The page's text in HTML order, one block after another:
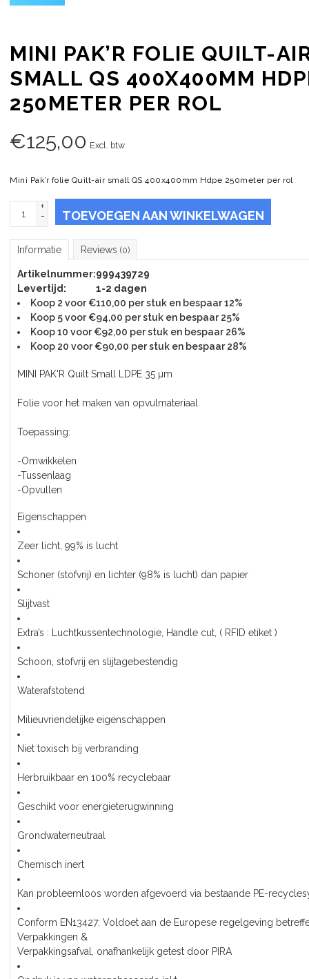
MINI PAK’R FOLIE QUILT-
SMALL QS 400X400MM
250METER PER ROL
€125,00 Excl. btw
Mini Pak’r folie Quilt-air small QS 400x400mm Hdpe 250meter per rol
+
-
TOEVOEGEN AAN WINKELWAGEN
Informatie Reviews (0)
Artikelnummer:999439729
Levertijd:
1-2 dagen
Koop 2 voor €110,00 per stuk en bespaar 12%
Koop 5 voor €94,00 per stuk en bespaar 25%
Koop 10 voor €92,00 per stuk en bespaar 26%
Koop 20 voor €90,00 per stuk en bespaar 28%
MINI PAK'R Quilt Small LDPE 35 µm
Folie voor het maken van opvulmateriaal.
Toepassing:
-Omwikkelen
-Tussenlaag
-Opvullen
Eigenschappen
Zeer licht, 99% is lucht
Schoner (stofvrij) en lichter (98% is lucht) dan papier
Slijtvast
Extra’s : Luchtkussentechnologie, Handle cut, ( RFID etiket )
Schoon, stofvrij en slijtagebestendig
Waterafstotend
Milieuvriendelijke eigenschappen
Niet toxisch bij verbranding
Herbruikbaar en 100% recyclebaar
Geschikt voor energieterugwinning
Grondwaterneutraal
Chemisch inert
Kan probleemloos worden afgevoerd via bestaande PE-
Conform EN13427: Voldoet aan de Europese regelgeving
Verpakkingen &
Verpakkingsafval, onafhankelijk getest door PIRA